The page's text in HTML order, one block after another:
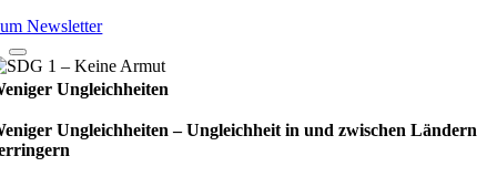
Newsletter
Ungleichheiten
Ungleichheiten – Ungleich­heit in und zwi­schen Län­dern